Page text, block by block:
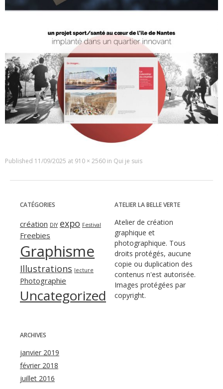
Published 11/09/2025 at 910 × 2560 in Qui je suis
CATÉGORIES
création DIY expo Festival
Freebies
Graphisme
Illustrations lecture
Photographie
Uncategorized
ATELIER LA BELLE VERTE
Atelier de création
graphique et
photographique. Tous
droits protégés, aucune
copie ou duplication des
contenus n'est autorisée.
Images protégées par
copyright.
ARCHIVES
janvier 2019
février 2018
juillet 2016